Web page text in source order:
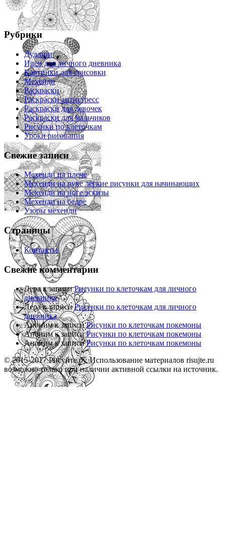
Рубрики
Дудлинг
Идеи для личного дневника
Картинки для срисовки
Мехенди
Раскраски
Раскраски антистресс
Раскраски для девочек
Раскраски для мальчиков
Рисунки по клеточкам
Уроки рисования
Свежие записи
Мехенди на плече
Мехенди на руке лёгкие рисунки для начинающих
Мехенди на ноге эскизы
Мехенди на бедре
Узоры мехенди
Страницы
Контакты
Свежие комментарии
Лерак записиРисунки по клеточкам для личного
дневника
Лерак записиРисунки по клеточкам для личного
дневника
Анонимк записиРисунки по клеточкам покемоны
Анонимк записиРисунки по клеточкам покемоны
Анонимк записиРисунки по клеточкам покемоны
© 2015-2017 Рисуйте.ру. Использование материалов risujte.ru
возможно только при наличии активной ссылки на источник.